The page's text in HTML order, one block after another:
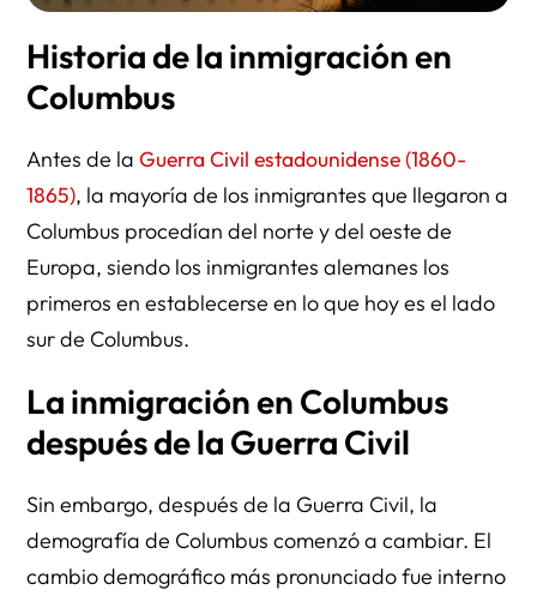
Historia de la inmigración en
Columbus
Antes de laGuerra Civil estadounidense (1860-
1865), la mayoría de los inmigrantes que llegaron a
Columbus procedían del norte y del oeste de
Europa, siendo los inmigrantes alemanes los
primeros en establecerse en lo que hoy es el lado
sur de Columbus.
La inmigración en Columbus
después de la Guerra Civil
Sin embargo, después de la Guerra Civil, la
demografía de Columbus comenzó a cambiar. El
cambio demográfico más pronunciado fue interno